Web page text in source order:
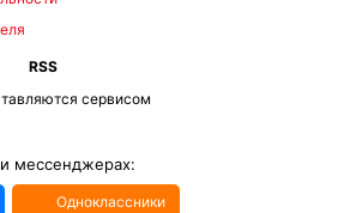
RSS
сервисом
мессенджерах:
Одноклассники